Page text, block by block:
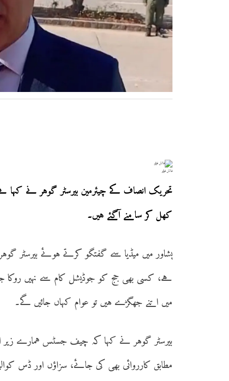
فائل فوٹو
تحریک انصاف کے چیئرمین بیرسٹر گوہر نے کہا
کھل کر سامنے آگئے ہیں۔
پشاور میں میڈیا سے گفتگو کرتے ہوئے بیرسٹر
ہے، کسی بھی جج کو جوڈیشل کام سے نہیں روکا
میں اتنے جھگڑے ہیں تو عوام کہاں جائیں گے۔
بیرسٹر گوہر نے کہا کہ چیف جسٹس ہمارے زیر
مطابق کارروائی بھی کی جائے، سزاؤں اور ڈس